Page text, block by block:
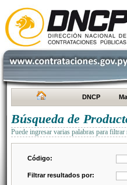
DNCP
Búsqueda de
Puede ingresar varias palabras para
Código:
Filtrar resultados por: